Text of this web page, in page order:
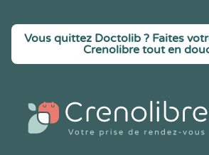
Vous quittez Doctolib ? Faites
Crenolibre tout en